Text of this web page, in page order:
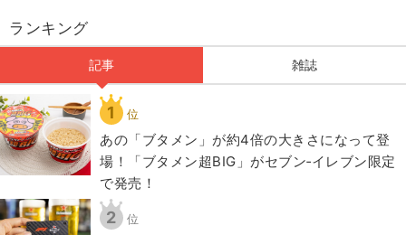
ランキング
記事 雑誌
1 位
あの「ブタメン」が約4倍の大きさになって登
場！「ブタメン超BIG」がセブン‐イレブン限定
で発売！
2 位